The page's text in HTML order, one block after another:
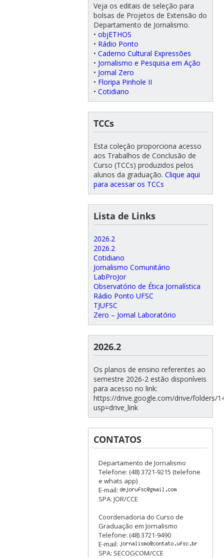
Veja os editais de seleção para
bolsas de Projetos de Extensão do
Departamento de Jornalismo.
• objETHOS
• Rádio Ponto
• Caderno Cultural Expressões
• Jornalismo e Pesquisa em Ação
• Jornal Zero
• Floripa Pinhole II
• Cotidiano
TCCs
Esta coleção proporciona acesso
aos Trabalhos de Conclusão de
Curso (TCCs) produzidos pelos
alunos da graduação. Clique aqui
para acessar os TCCs
Lista de Links
2026.2
2026.2
Cotidiano
Jornalismo Comunitário
LabProJor
Observatório de Ética Jornalística
Rádio Ponto UFSC
TJUFSC
Zero – Jornal Laboratório
2026.2
Os planos de ensino referentes ao
semestre 2026-2 estão disponíveis
para acesso no link:
https://drive.google.com/drive/folders/
usp=drive_link
CONTATOS
Departamento de Jornalismo
Telefone: (48) 3721-9215 (telefone
e whats app)
E-mail:
SPA: JOR/CCE
Coordenadoria do Curso de
Graduação em Jornalismo
Telefone: (48) 3721-9490
E-mail:
SPA: SECOGCOM/CCE